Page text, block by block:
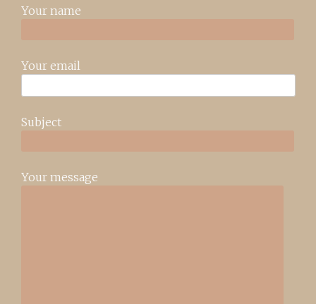
Your name
Your email
Subject
Your message